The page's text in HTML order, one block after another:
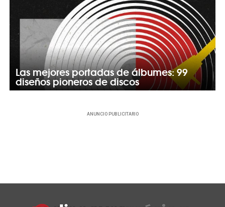
Las mejores portadas de álbumes: 99
diseños pioneros de discos
ANUNCIO PUBLICITARIO